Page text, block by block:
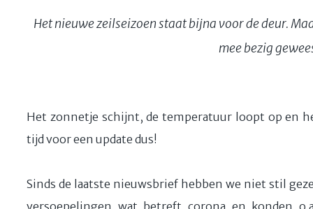
Het nieuwe zeilseizoen staat bijna voor de deur.
mee bezig
Het zonnetje schijnt, de temperatuur loopt op en
tijd voor een update dus!
Sinds de laatste nieuwsbrief hebben we niet stil
versoepelingen wat betreft corona en konden